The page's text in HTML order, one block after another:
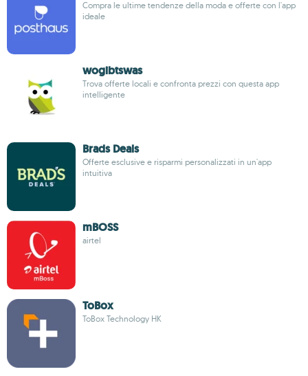
Compra le ultime tendenze della moda e offerte con l'app
ideale
wogibtswas
Trova offerte locali e confronta prezzi con questa app
intelligente
Brads Deals
Offerte esclusive e risparmi personalizzati in un'app
intuitiva
mBOSS
airtel
ToBox
ToBox Technology HK